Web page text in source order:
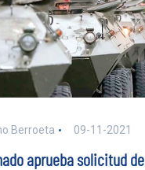
Berroeta 09-11-2021
aprueba solicitud de